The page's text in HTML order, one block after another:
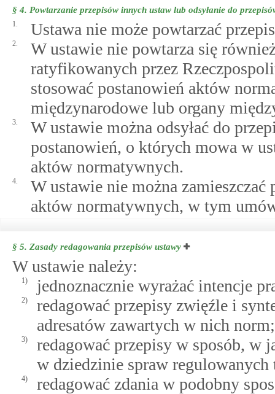
§ 4. Powtarzanie przepisów innych ustaw lub odsyłanie do
1. Ustawa nie może powtarzać
2.
W ustawie nie powtarza się
ratyfikowanych przez
stosować postanowień aktów
międzynarodowe lub organy
3.
W ustawie można odsyłać do
postanowień, o których mowa w
aktów normatywnych.
4.
W ustawie nie można
aktów normatywnych, w tym
§ 5. Zasady redagowania przepisów ustawy
W ustawie należy:
1) jednoznacznie wyrażać intencje
2)
redagować przepisy zwięźle i
adresatów zawartych w nich norm;
3)
redagować przepisy w sposób, w
w dziedzinie spraw regulowanych
4) redagować zdania w podobny